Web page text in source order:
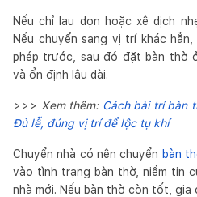
Nếu chỉ lau dọn hoặc xê dịch
Nếu chuyển sang vị trí khác
phép trước, sau đó đặt bàn thờ
và ổn định lâu dài.
>>> Xem thêm: Cách bài trí bàn
Đủ lễ, đúng vị trí để lộc tụ khí
Chuyển nhà có nên chuyển bàn
vào tình trạng bàn thờ, niềm tin
nhà mới. Nếu bàn thờ còn tốt,